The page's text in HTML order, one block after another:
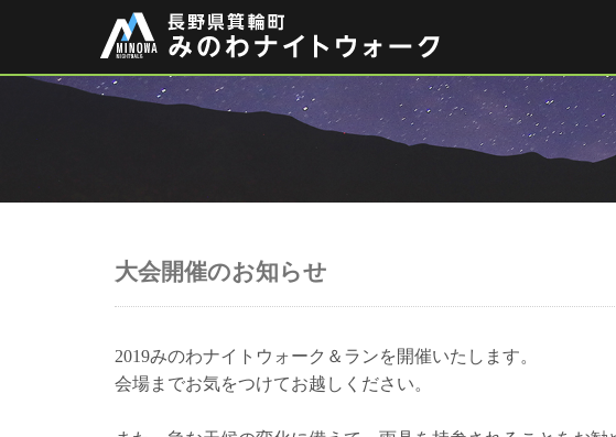
大会開催のお知らせ
2019みのわナイトウォーク＆ランを開催いたします。
会場までお気をつけてお越しください。